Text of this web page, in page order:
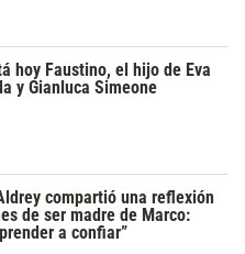
hoy Faustino, el hijo de Eva
y Gianluca Simeone
compartió una reflexión
de ser madre de Marco:
a confiar”